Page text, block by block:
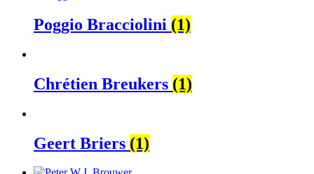
Poggio Bracciolini (1)
Chrétien Breukers (1)
Geert Briers (1)